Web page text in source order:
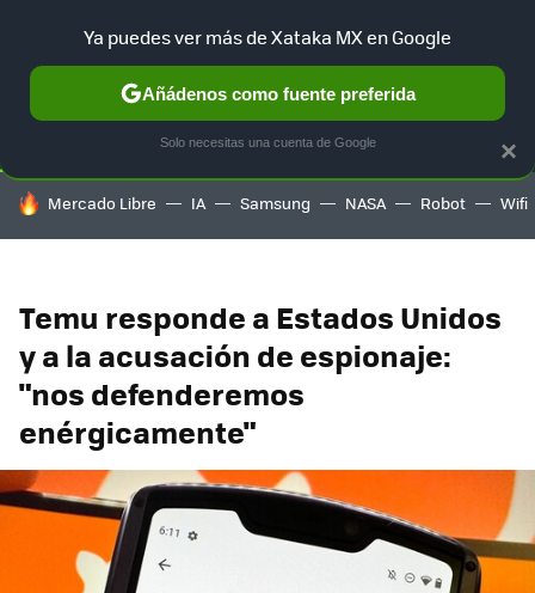
SELECCIÓN GAMING HOME AUTO TERRITORIO
HOY SE HABLA DE
Mercado Libre IA Samsung NASA Robot Wifi
Temu responde a Estados Unidos
y a la acusación de espionaje:
"nos defenderemos
enérgicamente"
×
Ya puedes ver más de Xataka MX en Google
Añádenos como fuente preferida
Solo necesitas una cuenta de Google